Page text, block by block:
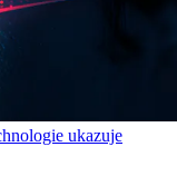
ukazuje